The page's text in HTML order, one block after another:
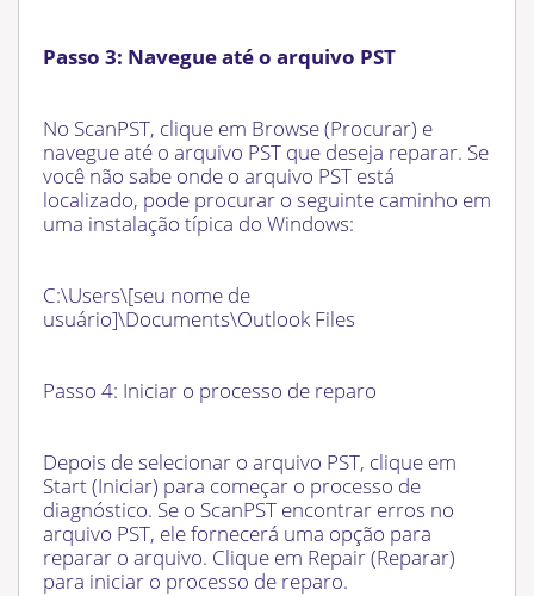
Passo 3: Navegue até o arquivo PST
No ScanPST, clique em Browse (Procurar) e
navegue até o arquivo PST que deseja reparar. Se
você não sabe onde o arquivo PST está
localizado, pode procurar o seguinte caminho em
uma instalação típica do Windows:
C:\Users\[seu nome de
usuário]\Documents\Outlook Files
Passo 4: Iniciar o processo de reparo
Depois de selecionar o arquivo PST, clique em
Start (Iniciar) para começar o processo de
diagnóstico. Se o ScanPST encontrar erros no
arquivo PST, ele fornecerá uma opção para
reparar o arquivo. Clique em Repair (Reparar)
para iniciar o processo de reparo.